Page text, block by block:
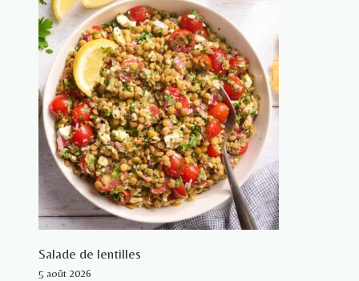
Salade de lentilles
5 août 2026